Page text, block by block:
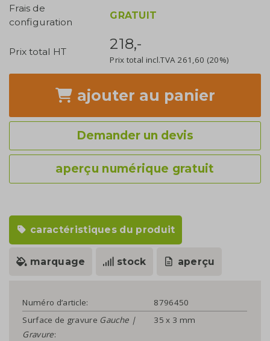
Frais de
configuration
GRATUIT
Prix total HT 218,-
Prix total incl.TVA 261,60 (20%)
ajouter au panier
Demander un devis
aperçu numérique gratuit
caractéristiques du produit
marquage stock aperçu
Numéro d’article:
8796450
Surface de gravure Gauche |
Gravure:
35 x 3 mm